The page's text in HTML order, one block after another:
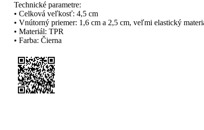
Technické parametre:
• Celková veľkosť: 4,5 cm
• Vnútorný priemer: 1,6 cm a 2,5 cm, veľmi elastický
• Materiál: TPR
• Farba: Čierna